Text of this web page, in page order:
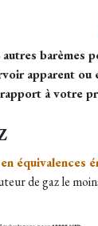
apparent
à votre
équivalences
de gaz le